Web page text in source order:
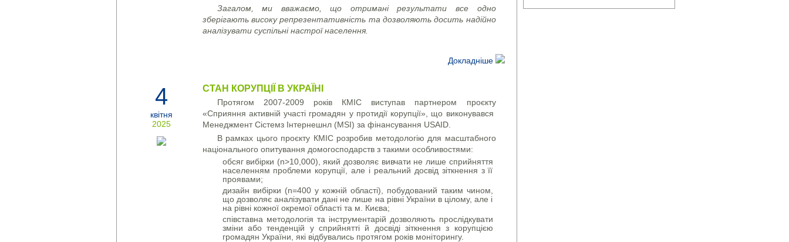
Загалом, ми вважаємо, що отримані результати все одно
зберігають високу репрезентативність та дозволяють досить надійно
аналізувати суспільні настрої населення.
Докладніше
4
квітня
2025
СТАН КОРУПЦІЇ В УКРАЇНІ
Протягом 2007-2009 років КМІС виступав партнером проєкту
«Сприяння активній участі громадян у протидії корупції», що виконувався
Менеджмент Сістемз Інтернешнл (MSI) за фінансування USAID.
В рамках цього проєкту КМІС розробив методологію для масштабного
національного опитування домогосподарств з такими особливостями:
обсяг вибірки (n>10,000), який дозволяє вивчати не лише сприйняття
населенням проблеми корупції, але і реальний досвід зіткнення з її
проявами;
дизайн вибірки (n=400 у кожній області), побудований таким чином,
що дозволяє аналізувати дані не лише на рівні України в цілому, але і
на рівні кожної окремої області та м. Києва;
співставна методологія та інструментарій дозволяють прослідкувати
зміни або тенденцій у сприйнятті й досвіді зіткнення з корупцією
громадян України, які відбувались протягом років моніторингу.